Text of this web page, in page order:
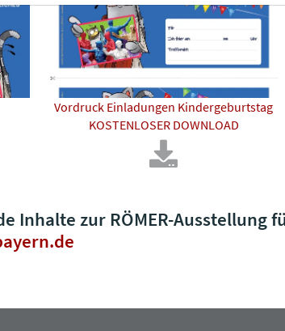
Vordruck Einladungen Kindergeburtstag
KOSTENLOSER DOWNLOAD
Inhalte zur RÖMER-Ausstellung